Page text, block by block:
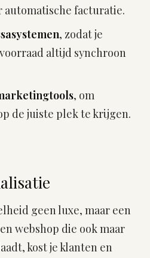
automatische facturatie.
, zodat je
altijd synchroon
, om
de juiste plek te krijgen.
geen luxe, maar een
webshop die ook maar
kost je klanten en